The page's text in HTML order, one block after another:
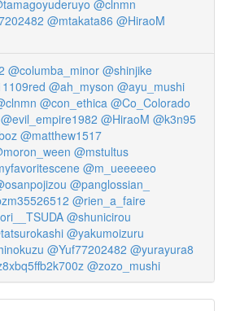
@clnmn
@mtakata86 @HiraoM
@columba_minor @shinjike
@ah_myson @ayu_mushi
@con_ethica @Co_Colorado
@evil_empire1982 @HiraoM @k3n95
@matthew1517
@mstultus
@m_ueeeeeo
@panglossian_
@rien_a_faire
@shunicirou
@yakumoizuru
@Yuf77202482 @yurayura8
@zozo_mushi